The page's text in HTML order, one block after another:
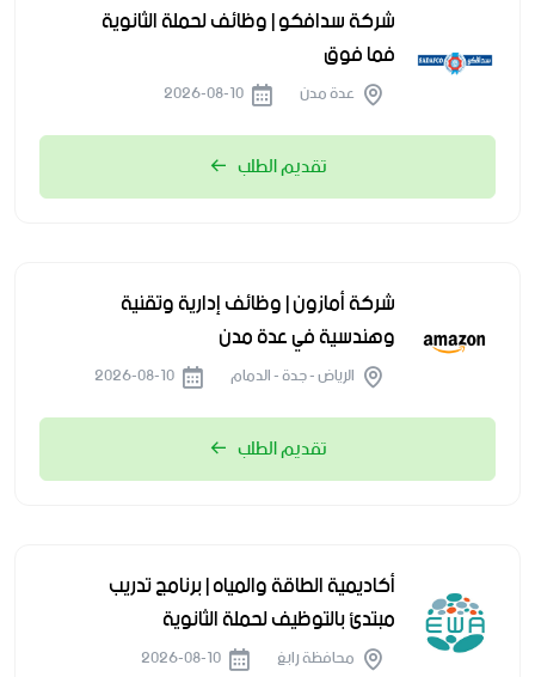
شركة سدافكو | وظائف لحملة الثانوية
فما فوق
عدة مدن
تقديم الطلب
شركة أمازون | وظائف إدارية وتقنية
وهندسية في عدة مدن
الرياض - جدة - الدمام
تقديم الطلب
أكاديمية الطاقة والمياه | برنامج تدريب
مبتدئ بالتوظيف لحملة الثانوية
محافظة رابغ